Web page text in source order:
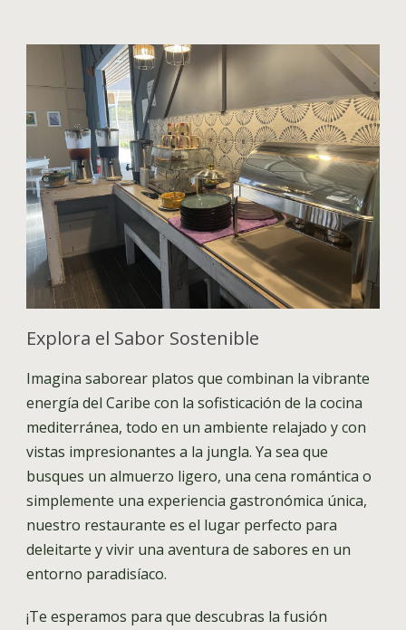
Explora el Sabor Sostenible
Imagina saborear platos que combinan la vibrante
energía del Caribe con la sofisticación de la cocina
mediterránea, todo en un ambiente relajado y con
vistas impresionantes a la jungla. Ya sea que
busques un almuerzo ligero, una cena romántica o
simplemente una experiencia gastronómica única,
nuestro restaurante es el lugar perfecto para
deleitarte y vivir una aventura de sabores en un
entorno paradisíaco.
¡Te esperamos para que descubras la fusión